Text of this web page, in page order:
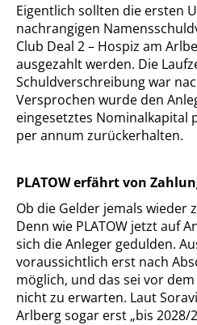
Eigentlich sollten die ersten
nachrangigen
Club Deal 2 – Hospiz am
ausgezahlt werden. Die
Schuldverschreibung war
Versprochen wurde den
eingesetztes Nominalkapital
per annum zurückerhalten.
PLATOW erfährt von
Ob die Gelder jemals wieder
Denn wie PLATOW jetzt auf
sich die Anleger gedulden.
voraussichtlich erst nach
möglich, und das sei vor
nicht zu erwarten. Laut
Arlberg sogar erst „bis 2028/